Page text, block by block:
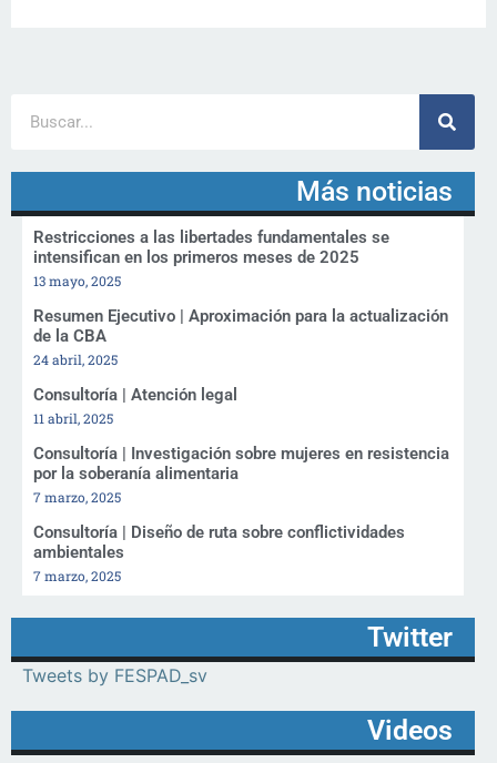
Más noticias
Restricciones a las libertades fundamentales se
intensifican en los primeros meses de 2025
13 mayo, 2025
Resumen Ejecutivo | Aproximación para la actualización
de la CBA
24 abril, 2025
Consultoría | Atención legal
11 abril, 2025
Consultoría | Investigación sobre mujeres en resistencia
por la soberanía alimentaria
7 marzo, 2025
Consultoría | Diseño de ruta sobre conflictividades
ambientales
7 marzo, 2025
Twitter
Tweets by FESPAD_sv
Videos